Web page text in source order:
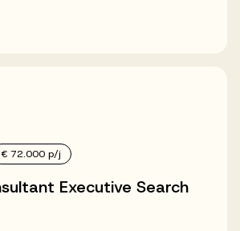
€ 72.000 p/j
Executive Search